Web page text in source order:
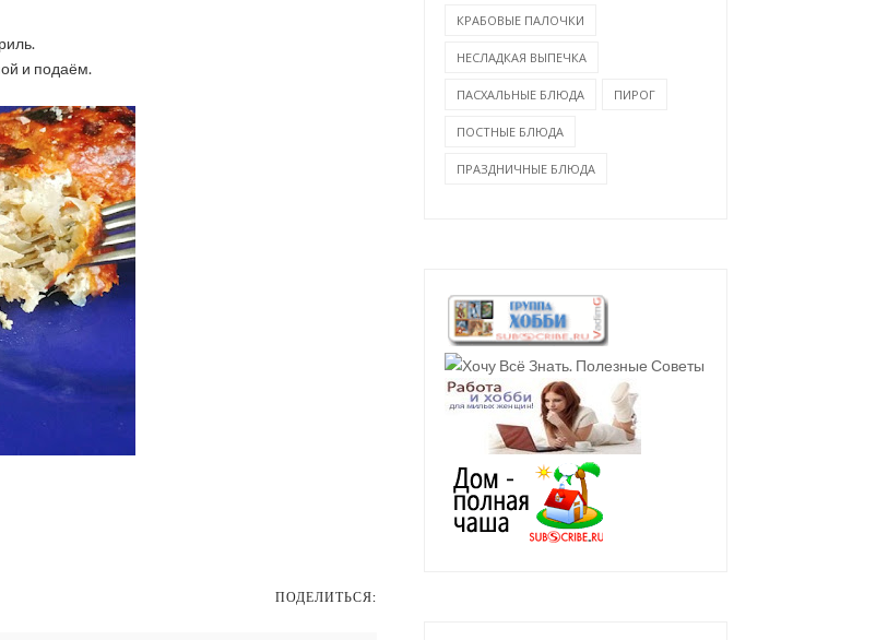
и подаём.
ПОДЕЛИТЬСЯ:
КРАБОВЫЕ ПАЛОЧКИ
НЕСЛАДКАЯ ВЫПЕЧКА
ПАСХАЛЬНЫЕ БЛЮДА ПИРОГ
ПОСТНЫЕ БЛЮДА
ПРАЗДНИЧНЫЕ БЛЮДА